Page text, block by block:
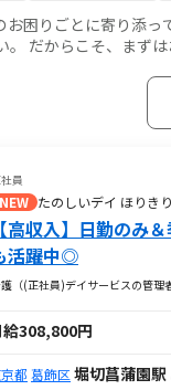
お困りごとに寄り添
。 だからこそ、まず
員
NEW たのしいデイ ほりき
【高収入】日勤のみ
活躍中◎
（(正社員)デイサービスの管理者
308,800円
都 葛飾区 堀切菖蒲園